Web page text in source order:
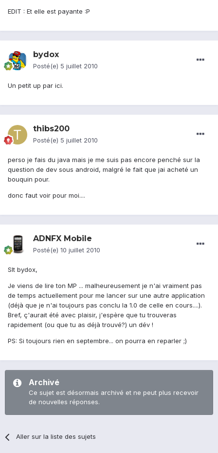
EDIT : Et elle est payante :P
bydox
Posté(e) 5 juillet 2010
Un petit up par ici.
thibs200
Posté(e) 5 juillet 2010
perso je fais du java mais je me suis pas encore penché sur la
question de dev sous android, malgré le fait que jai acheté un
bouquin pour.
donc faut voir pour moi....
ADNFX Mobile
Posté(e) 10 juillet 2010
Slt bydox,
Je viens de lire ton MP ... malheureusement je n'ai vraiment pas
de temps actuellement pour me lancer sur une autre application
(déjà que je n'ai toujours pas conclu la 1.0 de celle en cours....).
Bref, ç'aurait été avec plaisir, j'espère que tu trouveras
rapidement (ou que tu as déjà trouvé?) un dév !
PS: Si toujours rien en septembre... on pourra en reparler ;)
Archivé
Ce sujet est désormais archivé et ne peut plus recevoir
de nouvelles réponses.
Aller sur la liste des sujets